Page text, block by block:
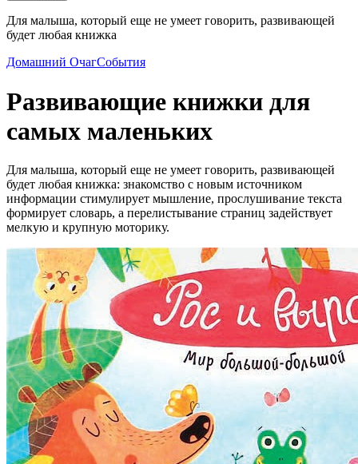
Для малыша, который еще не умеет говорить, развивающей
будет любая книжка
Домашний ОчагСобытия
Развивающие книжки для
самых маленьких
Для малыша, который еще не умеет говорить, развивающей
будет любая книжка: знакомство с новым источником
информации стимулирует мышление, прослушивание текста
формирует словарь, а перелистывание страниц задействует
мелкую и крупную моторику.